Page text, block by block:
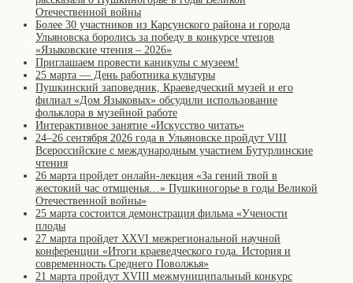
Отечественной войны
Более 30 участников из Карсунского района и города
Ульяновска боролись за победу в конкурсе чтецов
«Языковские чтения – 2026»
Приглашаем провести каникулы с музеем!
25 марта — День работника культуры
Пушкинский заповедник, Краеведческий музей и его
филиал «Дом Языковых» обсудили использование
фольклора в музейной работе
Интерактивное занятие «Искусство читать»
24–26 сентября 2026 года в Ульяновске пройдут VIII
Всероссийские с международным участием Бутурлинские
чтения
26 марта пройдет онлайн-лекция «За гений твой в
жестокий час отмщенья…» Пушкиногорье в годы Великой
Отечественной войны»
25 марта состоится демонстрация фильма «Учености
плоды
27 марта пройдет XXVI межрегиональной научной
конференции «Итоги краеведческого года. История и
современность Среднего Поволжья»
21 марта пройдут XVIII межмуниципальный конкурс